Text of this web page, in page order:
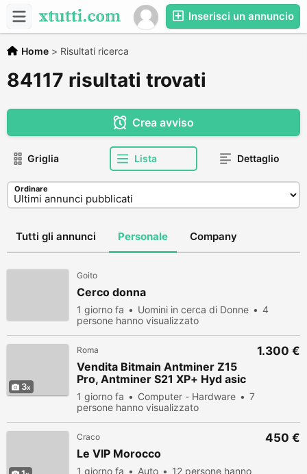
Inserisci un annuncio
Home > Risultati ricerca
84117 risultati trovati
Crea avviso
Griglia Lista Dettaglio
Ordinare
Tutti gli annunci Personale Company
Goito
Cerco donna
1 giorno fa Uomini in cerca di Donne
4
persone hanno visualizzato
3
Roma
Vendita Bitmain Antminer Z15
Pro, Antminer S21 XP+ Hyd asic
Miner
1 giorno fa Computer - Hardware
7
persone hanno visualizzato
1.300 €
Craco
Le VIP Morocco
1 giorno fa Auto
12 persone hanno
450 €